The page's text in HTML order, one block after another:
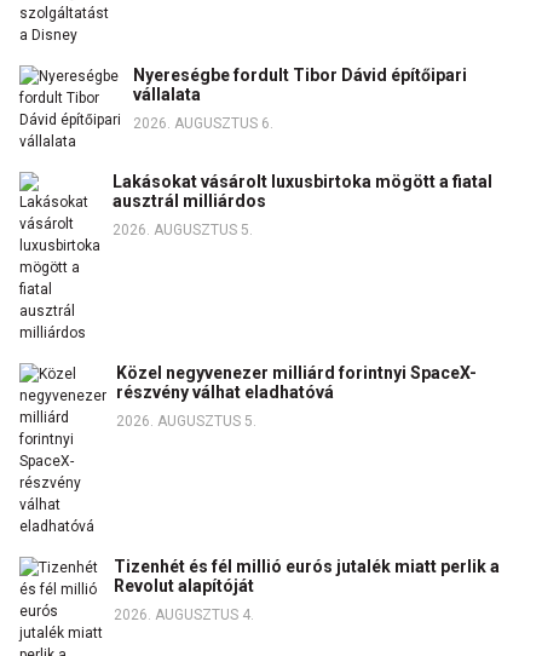
Nyereségbe fordult Tibor Dávid építőipari
vállalata
2026. AUGUSZTUS 6.
Lakásokat vásárolt luxusbirtoka mögött a fiatal
ausztrál milliárdos
2026. AUGUSZTUS 5.
Közel negyvenezer milliárd forintnyi SpaceX-
részvény válhat eladhatóvá
2026. AUGUSZTUS 5.
Tizenhét és fél millió eurós jutalék miatt perlik a
Revolut alapítóját
2026. AUGUSZTUS 4.